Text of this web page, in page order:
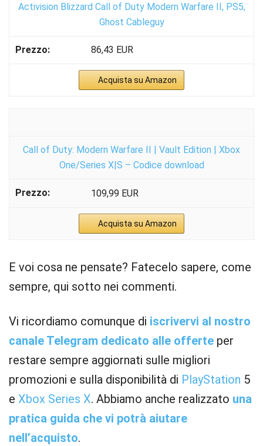
Activision Blizzard Call of Duty Modern Warfare II, PS5,
Ghost Cableguy
86,43 EUR
Acquista su Amazon
Call of Duty: Modern Warfare II | Vault Edition | Xbox
One/Series X|S – Codice download
109,99 EUR
Acquista su Amazon
E voi cosa ne pensate? Fatecelo sapere, come
sempre, qui sotto nei commenti.
Vi ricordiamo comunque di iscrivervi al nostro
canale Telegram dedicato alle offerte per
restare sempre aggiornati sulle migliori
promozioni e sulla disponibilità di PlayStation 5
e Xbox Series X. Abbiamo anche realizzato una
pratica guida che vi potrà aiutare
nell’acquisto.